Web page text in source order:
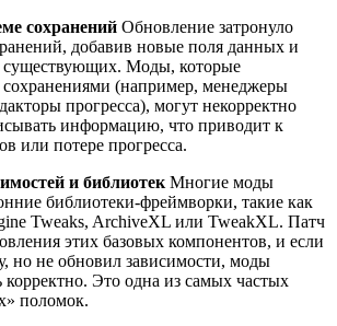
сохранений Обновление затронуло
добавив новые поля данных и
существующих. Моды, которые
сохранениями (например, менеджеры
прогресса), могут некорректно
информацию, что приводит к
или потере прогресса.
и библиотек Многие моды
библиотеки-фреймворки, такие как
Tweaks, ArchiveXL или TweakXL. Патч
этих базовых компонентов, и если
но не обновил зависимости, моды
корректно. Это одна из самых частых
поломок.